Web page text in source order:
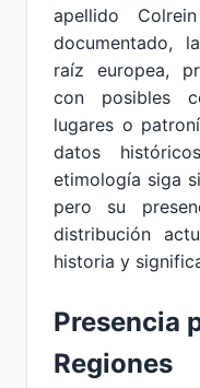
apellido
documentado,
raíz europea,
con posibles
lugares o
datos
etimología siga
pero su
distribución
historia y
Presencia
Regiones